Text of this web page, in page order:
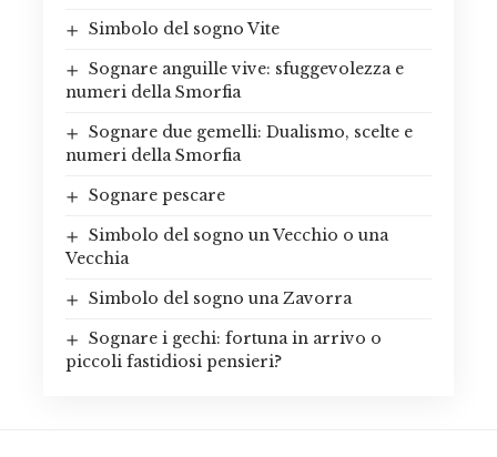
Simbolo del sogno Vite
Sognare anguille vive: sfuggevolezza e
numeri della Smorfia
Sognare due gemelli: Dualismo, scelte e
numeri della Smorfia
Sognare pescare
Simbolo del sogno un Vecchio o una
Vecchia
Simbolo del sogno una Zavorra
Sognare i gechi: fortuna in arrivo o
piccoli fastidiosi pensieri?